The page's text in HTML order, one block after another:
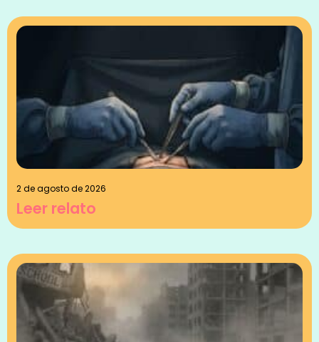
2 de agosto de 2026
Leer relato